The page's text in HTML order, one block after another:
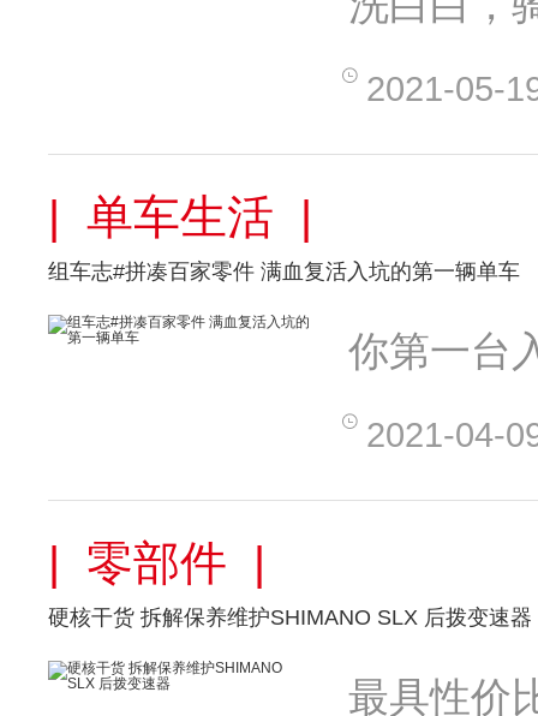
2021-05-
| 单车生活 |
组车志#拼凑百家零件 满血复活入坑的第一辆单车
你第一台
2021-04-
| 零部件 |
硬核干货 拆解保养维护SHIMANO SLX 后拨变速器
最具性价